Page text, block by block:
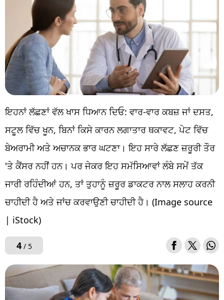
ਇਹਨਾਂ ਲੱਛਣਾਂ ਵੱਲ ਖਾਸ ਧਿਆਨ ਦਿਓ: ਵਾਰ-ਵਾਰ ਕਬਜ਼ ਜਾਂ ਦਸਤ,
ਸਟੂਲ ਵਿੱਚ ਖੂਨ, ਬਿਨਾਂ ਕਿਸੇ ਕਾਰਨ ਲਗਾਤਾਰ ਥਕਾਵਟ, ਪੇਟ ਵਿੱਚ
ਬੇਅਰਾਮੀ ਅਤੇ ਅਚਾਨਕ ਭਾਰ ਘਟਣਾ। ਇਹ ਸਾਰੇ ਲੱਛਣ ਜ਼ਰੂਰੀ ਤੌਰ
'ਤੇ ਕੈਂਸਰ ਨਹੀਂ ਹਨ। ਪਰ ਜੇਕਰ ਇਹ ਸਮੱਸਿਆਵਾਂ ਲੰਬੇ ਸਮੇਂ ਤੱਕ
ਜਾਰੀ ਰਹਿੰਦੀਆਂ ਹਨ, ਤਾਂ ਤੁਹਾਨੂੰ ਜ਼ਰੂਰ ਡਾਕਟਰ ਨਾਲ ਸਲਾਹ ਕਰਨੀ
ਚਾਹੀਦੀ ਹੈ ਅਤੇ ਜਾਂਚ ਕਰਵਾਉਣੀ ਚਾਹੀਦੀ ਹੈ। (Image source
| iStock)
4/ 5